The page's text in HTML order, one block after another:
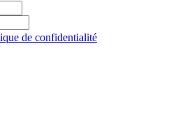
de confidentialité